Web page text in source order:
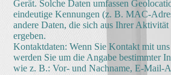
Gerät. Solche Daten umfassen
eindeutige Kennungen (z. B. MAC-
andere Daten, die sich aus Ihrer Aktivität
ergeben.
Kontaktdaten: Wenn Sie Kontakt mit
werden Sie um die Angabe bestimmter
wie z. B.: Vor- und Nachname, E-Mail-